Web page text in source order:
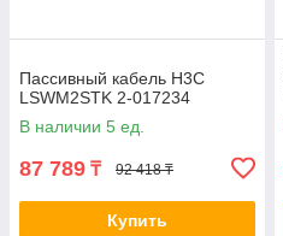
Пассивный кабель H3C
LSWM2STK 2-017234
В наличии 5 ед.
87 789 ₸ 92 418 ₸
Купить